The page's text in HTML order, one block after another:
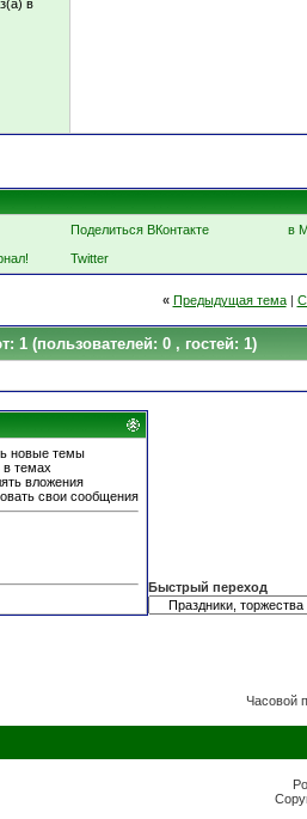
в
Поделиться ВКонтакте
в
Twitter
« Предыдущая тема|
1 (пользователей: 0 , гостей: 1)
новые темы
в темах
вложения
свои сообщения
Быстрый переход
Часовой